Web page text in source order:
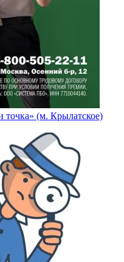
точка» (м. Крылатское)